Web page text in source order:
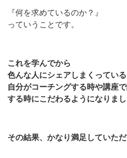
『何を求めているのか？』
っていうことです。
これを学んでから
色んな人にシェアしまくってい
自分がコーチングする時や講座
する時にこだわるようになりまし
その結果、かなり満足していた